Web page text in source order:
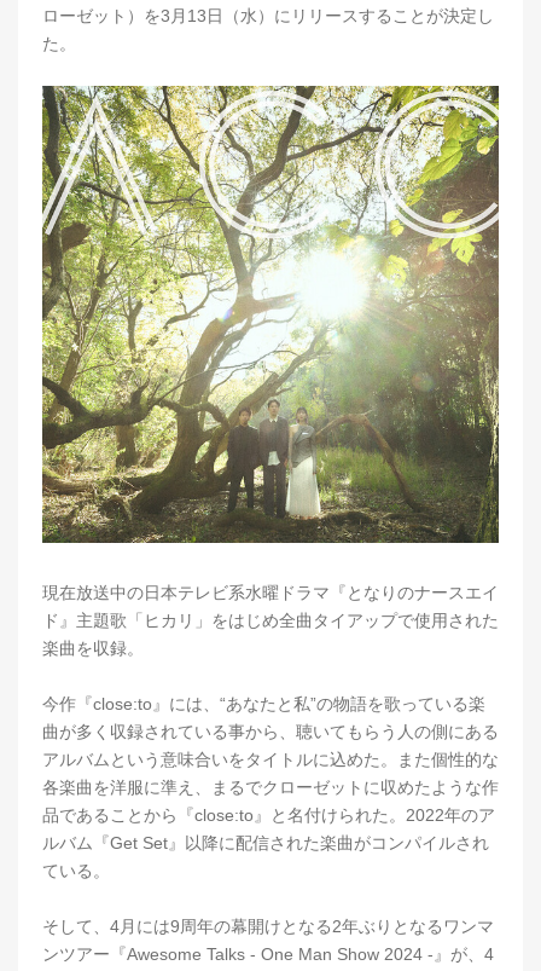
ローゼット）を3月13日（水）にリリースすることが決定し
た。
現在放送中の日本テレビ系水曜ドラマ『となりのナースエイ
ド』主題歌「ヒカリ」をはじめ全曲タイアップで使用された
楽曲を収録。
今作『close:to』には、“あなたと私”の物語を歌っている楽
曲が多く収録されている事から、聴いてもらう人の側にある
アルバムという意味合いをタイトルに込めた。また個性的な
各楽曲を洋服に準え、まるでクローゼットに収めたような作
品であることから『close:to』と名付けられた。2022年のア
ルバム『Get Set』以降に配信された楽曲がコンパイルされ
ている。
そして、4月には9周年の幕開けとなる2年ぶりとなるワンマ
ンツアー『Awesome Talks - One Man Show 2024 -』が、4